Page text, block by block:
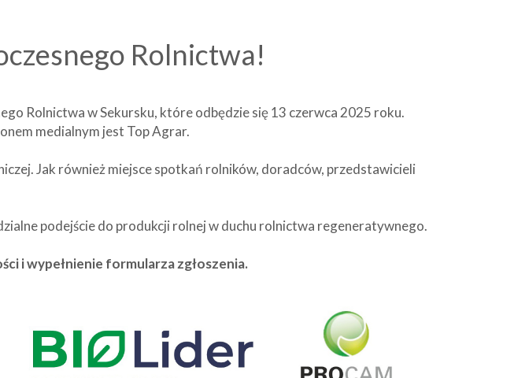
Rolnictwa!
Rolnictwa w Sekursku, które odbędzie się 13 czerwca 2025 roku.
medialnym jest Top Agrar.
Jak również miejsce spotkań rolników, doradców, przedstawicieli
podejście do produkcji rolnej w duchu rolnictwa regeneratywnego.
i wypełnienie formularza zgłoszenia.